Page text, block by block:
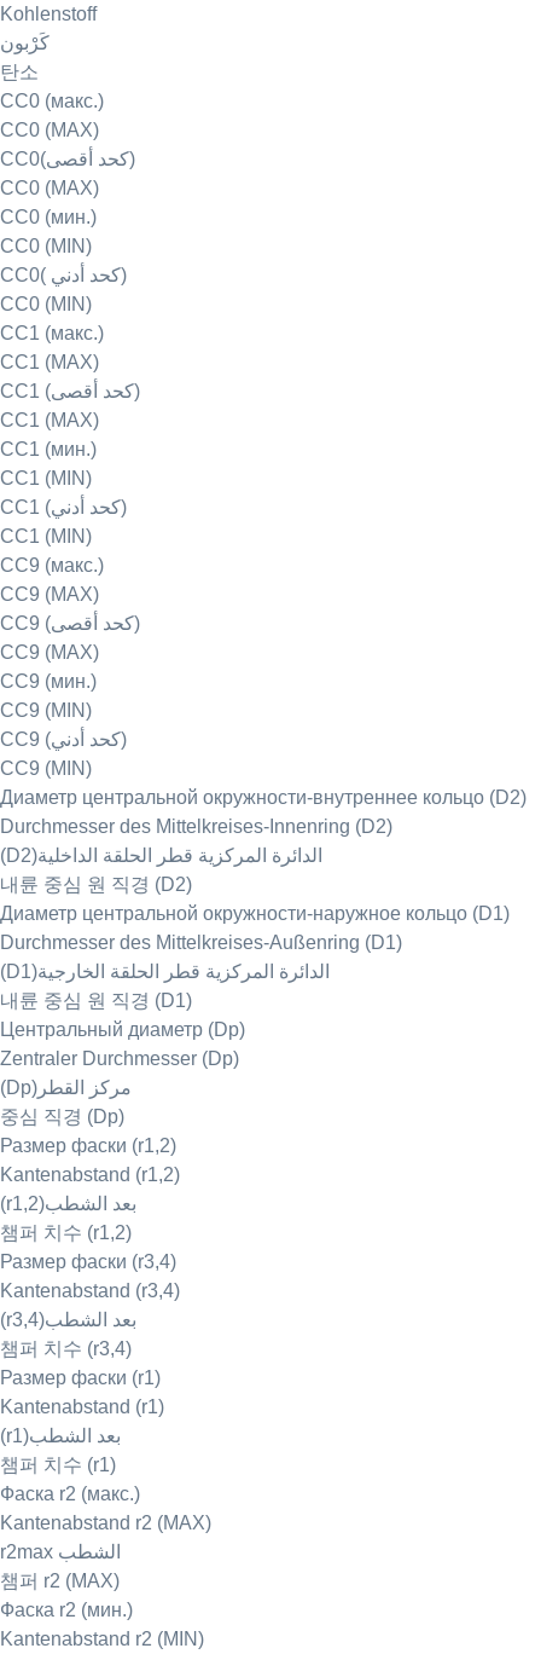
Kohlenstoff
كَرْبون
탄소
CC0 (макс.)
CC0 (MAX)
CC0(كحد أقصى)
CC0 (MAX)
CC0 (мин.)
CC0 (MIN)
CC0( كحد أدني)
CC0 (MIN)
CC1 (макс.)
CC1 (MAX)
CC1 (كحد أقصى)
CC1 (MAX)
CC1 (мин.)
CC1 (MIN)
CC1 (كحد أدني)
CC1 (MIN)
CC9 (макс.)
CC9 (MAX)
CC9 (كحد أقصى)
CC9 (MAX)
CC9 (мин.)
CC9 (MIN)
CC9 (كحد أدني)
CC9 (MIN)
Диаметр центральной окружности-внутреннее кольцо (D2)
Durchmesser des Mittelkreises-Innenring (D2)
(D2)الدائرة المركزية قطر الحلقة الداخلية
내륜 중심 원 직경 (D2)
Диаметр центральной окружности-наружное кольцо (D1)
Durchmesser des Mittelkreises-Außenring (D1)
(D1)الدائرة المركزية قطر الحلقة الخارجية
내륜 중심 원 직경 (D1)
Центральный диаметр (Dp)
Zentraler Durchmesser (Dp)
(Dp)مركز القطر
중심 직경 (Dp)
Размер фаски (r1,2)
Kantenabstand (r1,2)
(r1,2)بعد الشطب
챔퍼 치수 (r1,2)
Размер фаски (r3,4)
Kantenabstand (r3,4)
(r3,4)بعد الشطب
챔퍼 치수 (r3,4)
Размер фаски (r1)
Kantenabstand (r1)
(r1)بعد الشطب
챔퍼 치수 (r1)
Фаска r2 (макс.)
Kantenabstand r2 (MAX)
r2max الشطب
챔퍼 r2 (MAX)
Фаска r2 (мин.)
Kantenabstand r2 (MIN)